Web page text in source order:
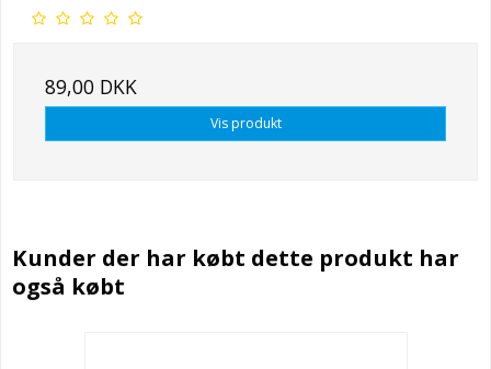
89,00 DKK
Vis produkt
Kunder der har købt dette produkt har
også købt